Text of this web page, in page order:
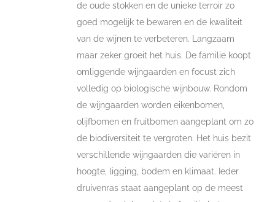
de oude stokken en de unieke terroir zo
goed mogelijk te bewaren en de kwaliteit
van de wijnen te verbeteren. Langzaam
maar zeker groeit het huis. De familie koopt
omliggende wijngaarden en focust zich
volledig op biologische wijnbouw. Rondom
de wijngaarden worden eikenbomen,
olijfbomen en fruitbomen aangeplant om zo
de biodiversiteit te vergroten. Het huis bezit
verschillende wijngaarden die variëren in
hoogte, ligging, bodem en klimaat. Ieder
druivenras staat aangeplant op de meest